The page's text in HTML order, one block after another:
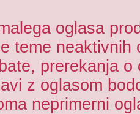
oglasa
teme neaktivnih
prerekanja
z oglasom
neprimerni